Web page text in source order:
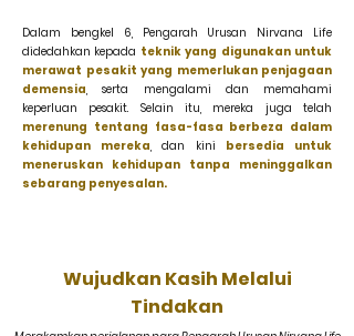
Dalam bengkel 6, Pengarah Urusan Nirvana Life
didedahkan kepada teknik yang digunakan untuk
merawat pesakit yang memerlukan penjagaan
demensia, serta mengalami dan memahami
keperluan pesakit. Selain itu, mereka juga telah
merenung tentang fasa-fasa berbeza dalam
kehidupan mereka, dan kini bersedia untuk
meneruskan kehidupan tanpa meninggalkan
sebarang penyesalan.
Wujudkan Kasih Melalui
Tindakan